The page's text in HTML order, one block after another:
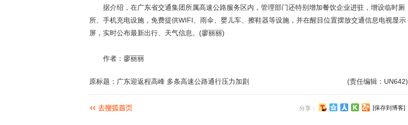
据介绍，在广东省交通集团所属高速公路服务区内，管理部门还特别增加餐饮企业进驻，增设临时厕
所、手机充电设施，免费提供WIFI、雨伞、婴儿车、擦鞋器等设施，并在醒目位置摆放交通信息电视显示
屏，实时公布最新出行、天气信息。(廖丽丽)
作者：廖丽丽
(责任编辑：UN642)
原标题：广东迎返程高峰 多条高速公路通行压力加剧
分享： [保存到博客]